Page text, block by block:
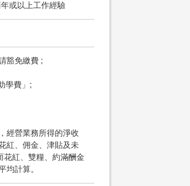
或以上工作經驗
豁免繳費 ;
學費」;
經營業務所得的淨收
紅、佣金、津貼及未
花紅、雙糧、約滿酬金
均計算。